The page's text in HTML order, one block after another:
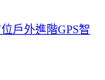
戶外進階GPS智